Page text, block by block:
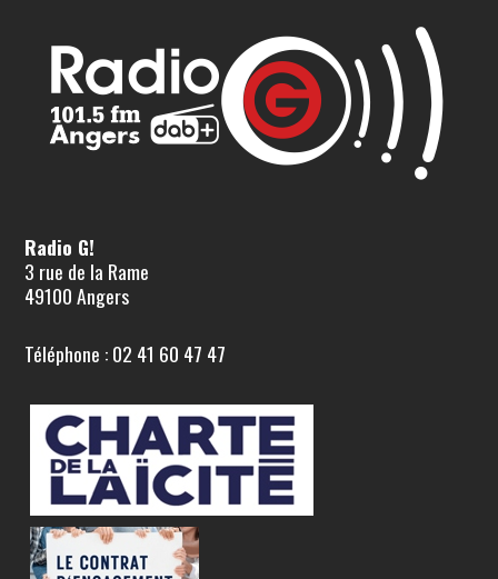
Radio G!
3 rue de la Rame
49100 Angers
Téléphone : 02 41 60 47 47